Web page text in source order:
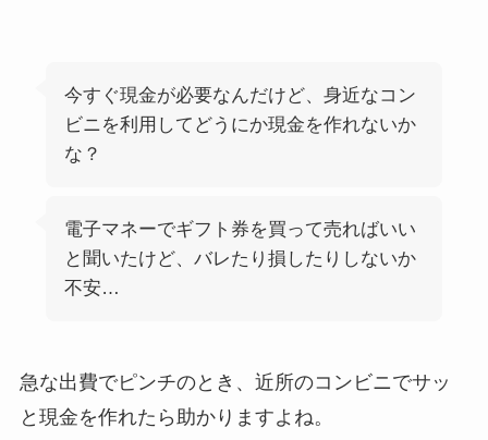
今すぐ現金が必要なんだけど、身近なコン
ビニを利用してどうにか現金を作れないか
な？
電子マネーでギフト券を買って売ればいい
と聞いたけど、バレたり損したりしないか
不安…
急な出費でピンチのとき、近所のコンビニでサッ
と現金を作れたら助かりますよね。